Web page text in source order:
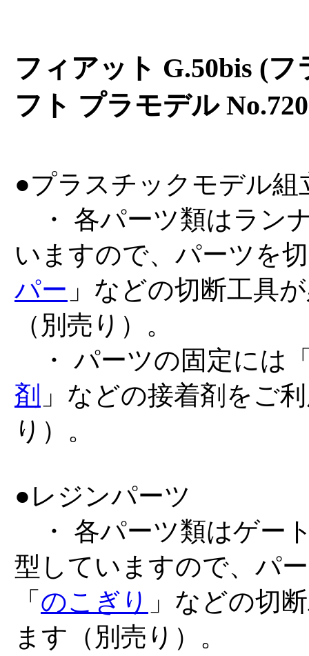
フィアット G.50bis (
フト プラモデル
●プラスチックモデル組
・ 各パーツ類はラン
いますので、パーツを
パー 」などの切断工具
（別売り）。
・ パーツの固定には
剤 」などの接着剤をご
り）。
●レジンパーツ
・ 各パーツ類はゲー
型していますので、パ
「 のこぎり 」などの切
ます（別売り）。